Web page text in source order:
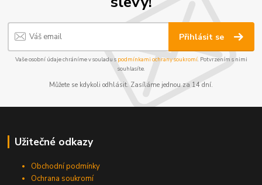
Přihlásit se
Vaše osobní údaje chráníme v souladu s podmínkami ochrany soukromí. Potvrzením s nimi
souhlasíte.
Můžete se kdykoli odhlásit. Zasíláme jednou za 14 dní.
Užitečné odkazy
Obchodní podmínky
Ochrana soukromí